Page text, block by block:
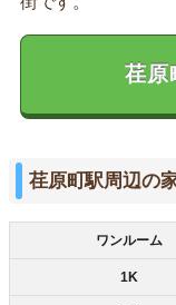
荏原
荏原町駅周辺の
ワンルーム
1K